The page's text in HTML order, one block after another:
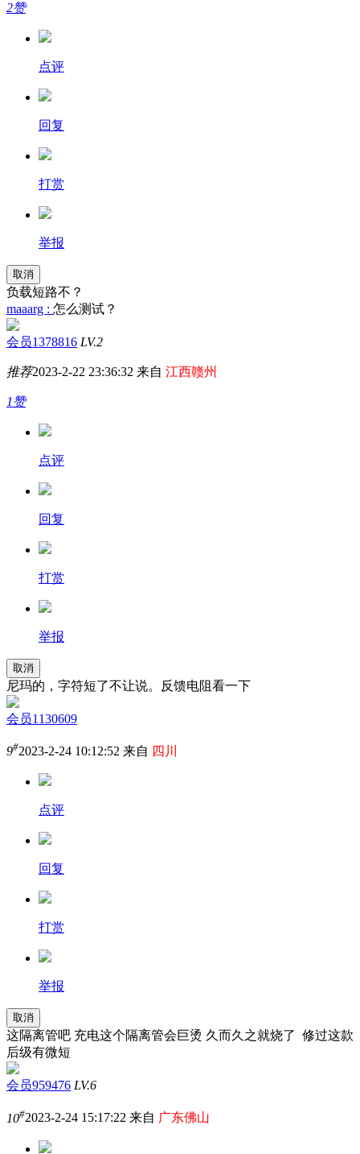
2赞
点评
回复
打赏
举报
取消
负载短路不？
maaarg : 怎么测试？
会员1378816 LV.2
推荐2023-2-22 23:36:32 来自 江西赣州
1赞
点评
回复
打赏
举报
取消
尼玛的，字符短了不让说。反馈电阻看一下
会员1130609
9#2023-2-24 10:12:52 来自 四川
点评
回复
打赏
举报
取消
这隔离管吧 充电这个隔离管会巨烫 久而久之就烧了 修过这款
后级有微短
会员959476 LV.6
10#2023-2-24 15:17:22 来自 广东佛山